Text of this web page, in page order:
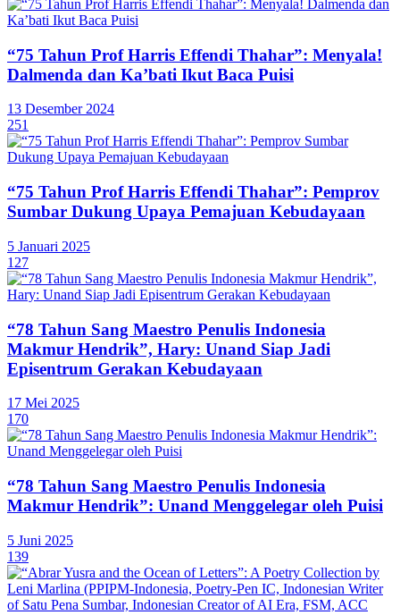
“75 Tahun Prof Harris Effendi Thahar”: Menyala!
Dalmenda dan Ka’bati Ikut Baca Puisi
13 Desember 2024
251
“75 Tahun Prof Harris Effendi Thahar”: Pemprov
Sumbar Dukung Upaya Pemajuan Kebudayaan
5 Januari 2025
127
“78 Tahun Sang Maestro Penulis Indonesia
Makmur Hendrik”, Hary: Unand Siap Jadi
Episentrum Gerakan Kebudayaan
17 Mei 2025
170
“78 Tahun Sang Maestro Penulis Indonesia
Makmur Hendrik”: Unand Menggelegar oleh Puisi
5 Juni 2025
139